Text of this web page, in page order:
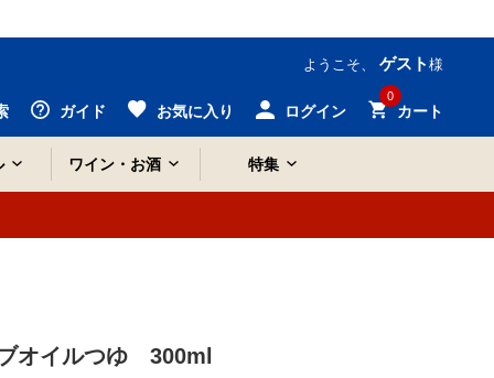
ようこそ、 ゲスト 様
ガイド お気に入り ログイン
0
カート
ワイン・お酒 特集
オイルつゆ 300ml